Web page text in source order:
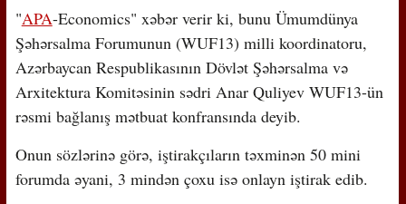
"APA-Economics" xəbər verir ki, bunu Ümumdünya
Şəhərsalma Forumunun (WUF13) milli koordinatoru,
Azərbaycan Respublikasının Dövlət Şəhərsalma və
Arxitektura Komitəsinin sədri Anar Quliyev WUF13-ün
rəsmi bağlanış mətbuat konfransında deyib.
Onun sözlərinə görə, iştirakçıların təxminən 50 mini
forumda əyani, 3 mindən çoxu isə onlayn iştirak edib.